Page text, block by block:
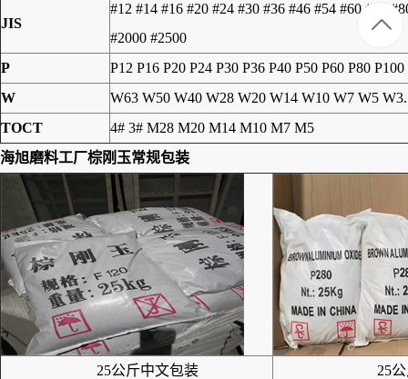
JIS
#12 #14 #16 #20 #24 #30 #36 #46 #54 #60 #70
#2000 #2500
P
P12 P16 P20 P24 P30 P36 P40 P50 P60 P80
W
W63 W50 W40 W28 W20 W14 W10 W7 W5
TOCT
4# 3# M28 M20 M14 M10 M7 M5
海旭磨料工厂棕刚玉常规包装
25公斤中文包装
25公